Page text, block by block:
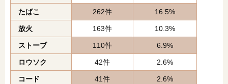
たばこ 262件 16.5%
放火 163件 10.3%
ストーブ 110件 6.9%
ロウソク 42件 2.6%
コード 41件 2.6%